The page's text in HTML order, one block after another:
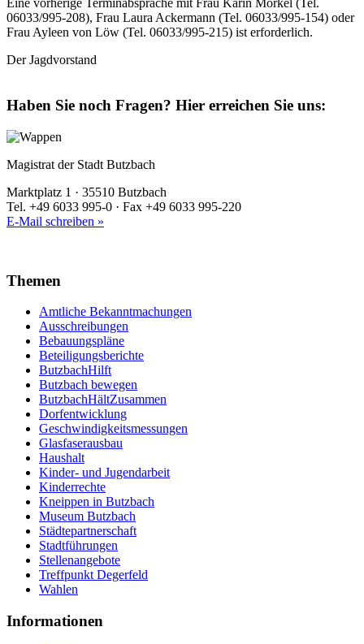
06033/995-208), Frau Laura Ackermann (Tel. 06033/995-154) oder
Frau Ayleen von Löw (Tel. 06033/995-215) ist erforderlich.
Der Jagdvorstand
Haben Sie noch Fragen? Hier erreichen Sie uns:
Magistrat der Stadt Butzbach
Marktplatz 1 · 35510 Butzbach
Tel. +49 6033 995-0 · Fax +49 6033 995-220
E-Mail schreiben »
Themen
Amtliche Bekanntmachungen
Ausschreibungen
Bebauungspläne
Beteiligungsberichte
ButzbachHilft
Butzbach bewegen
ButzbachHältZusammen
Dorfentwicklung
Geschwindigkeitsmessungen
Glasfaserausbau
Haushalt
Kinder- und Jugendarbeit
Kinderrechte
Kneippen in Butzbach
Museum Butzbach
Städtepartnerschaft
Stadtführungen
Stellenangebote
Treffpunkt Degerfeld
Wahlen
Informationen